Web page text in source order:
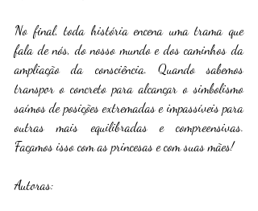
No final, toda história encena uma trama que
fala de nós, do nosso mundo e dos caminhos da
ampliação da consciência. Quando sabemos
transpor o concreto para alcançar o simbolismo
saímos de posições extremadas e impassíveis para
outras mais equilibradas e compreensivas.
Façamos isso com as princesas e com suas mães!
Autoras: